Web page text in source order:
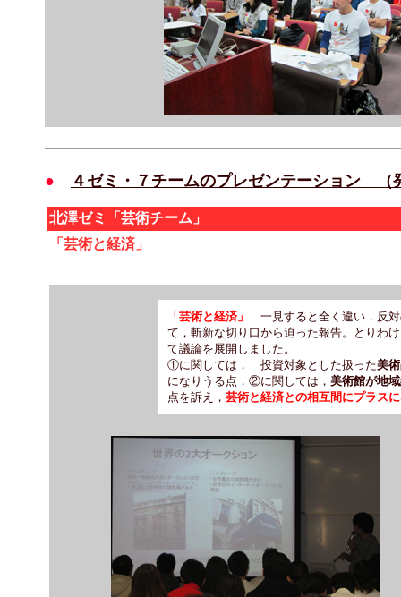
● ４ゼミ・７チームのプレゼンテーション （
北澤ゼミ「芸術チーム」
「芸術と経済」
「芸術と経済」 …一見すると全く違い，反
て，斬新な切り口から迫った報告。とりわ
て議論を展開しました。
①に関しては， 投資対象とした扱った美
になりうる点，②に関しては， 美術館が地
点を訴え， 芸術と経済との相互間にプラス